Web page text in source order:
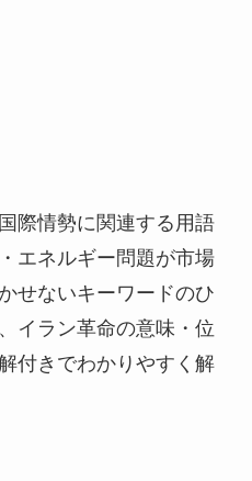
際情勢に関連する用語
エネルギー問題が市場
せないキーワードのひ
イラン革命の意味・位
付きでわかりやすく解